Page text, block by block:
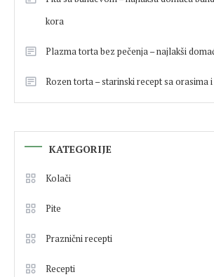
kora
Plazma torta bez pečenja – najlakši
Rozen torta – starinski recept sa
KATEGORIJE
Kolači
Pite
Praznični recepti
Recepti